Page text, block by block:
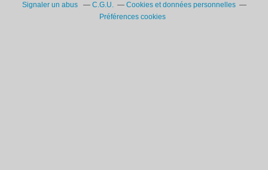
Signaler un abus
C.G.U.
Cookies et données personnelles
Préférences cookies